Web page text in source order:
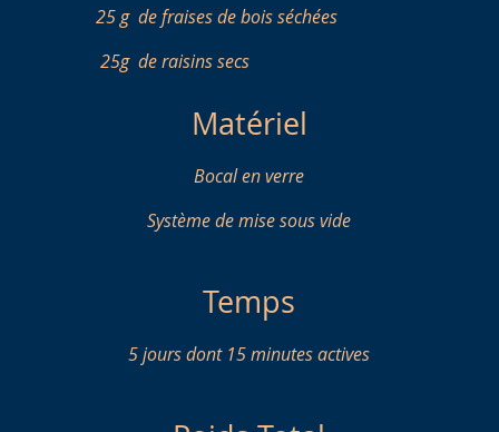
25 g de fraises de bois séchées
25g de raisins secs
Matériel
Bocal en verre
Système de mise sous vide
Temps
5 jours dont 15 minutes actives